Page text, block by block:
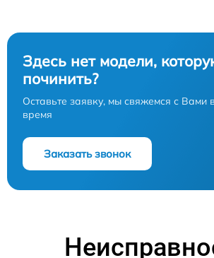
Здесь нет модели,
починить?
Оставьте заявку, мы свяжемся с Вами
время
Заказать звонок